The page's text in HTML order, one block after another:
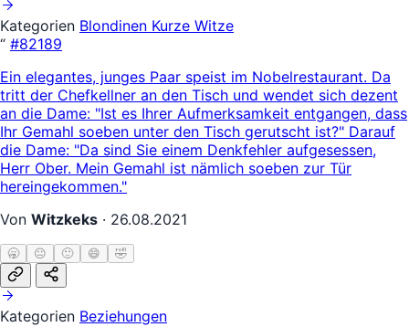
Kategorien Blondinen Kurze Witze
“ #82189
Ein elegantes, junges Paar speist im Nobelrestaurant. Da
tritt der Chefkellner an den Tisch und wendet sich dezent
an die Dame: "Ist es Ihrer Aufmerksamkeit entgangen, dass
Ihr Gemahl soeben unter den Tisch gerutscht ist?" Darauf
die Dame: "Da sind Sie einem Denkfehler aufgesessen,
Herr Ober. Mein Gemahl ist nämlich soeben zur Tür
hereingekommen."
Von Witzkeks · 26.08.2021
🥱 😐 🙂 😄 🤣
Kategorien Beziehungen